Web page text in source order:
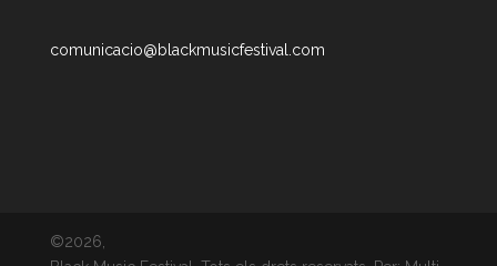
comunicacio@blackmusicfestival.com
©2026,